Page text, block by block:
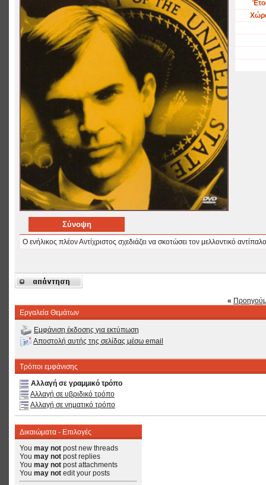
Σύνοψη
Ο ενήλικος πλέον Αντίχριστος σχεδιάζει να σκοτώσει τον μελλοντικό
«
Εργαλεία Θεμάτων
Εμφάνιση έκδοσης για εκτύπωση
Αποστολή αυτής της σελίδας μέσω email
Τρόποι εμφάνισης
Αλλαγή σε γραμμικό τρόπο
Αλλαγή σε υβριδικό τρόπο
Αλλαγή σε νηματικό τρόπο
Δικαιώματα - Επιλογές
You may not post new threads
You may not post replies
You may not post attachments
You may not edit your posts